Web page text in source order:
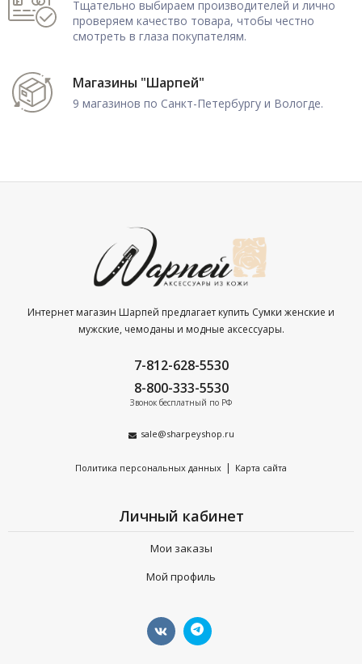
Тщательно выбираем производителей и лично
проверяем качество товара, чтобы честно
смотреть в глаза покупателям.
Магазины "Шарпей"
9 магазинов по Санкт-Петербургу и Вологде.
Интернет магазин Шарпей предлагает купить Сумки женские и
мужские, чемоданы и модные аксессуары.
7-812-628-5530
8-800-333-5530
Звонок бесплатный по РФ
sale@sharpeyshop.ru
Политика персональных данных | Карта сайта
Личный кабинет
Мои заказы
Мой профиль